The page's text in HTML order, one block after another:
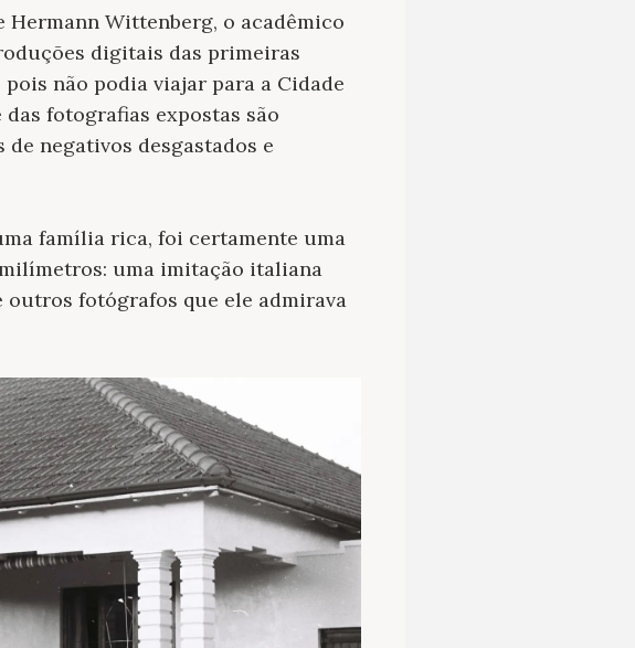
Hermann Wittenberg, o acadêmico
digitais das primeiras
não podia viajar para a Cidade
fotografias expostas são
negativos desgastados e
família rica, foi certamente uma
uma imitação italiana
outros fotógrafos que ele admirava